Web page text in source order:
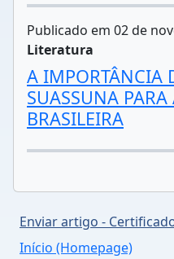
Publicado em 02 de
Literatura
A IMPORTÂNCIA
SUASSUNA
BRASILEIRA
Enviar artigo -
Início (Homepage)